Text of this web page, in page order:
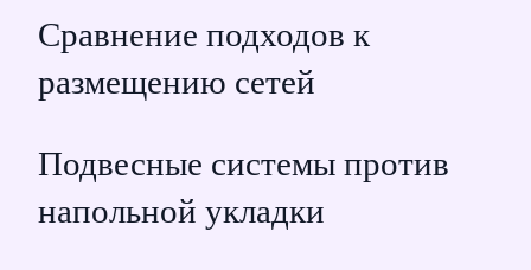
Сравнение подходов к
размещению сетей
Подвесные системы против
напольной укладки